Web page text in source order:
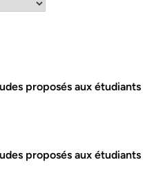
proposés aux étudiants
proposés aux étudiants